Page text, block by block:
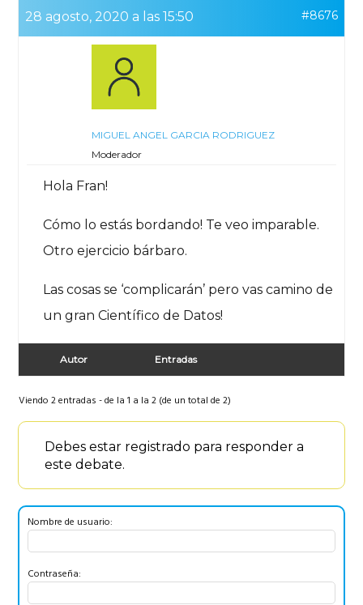
28 agosto, 2020 a las 15:50 #8676
MIGUEL ANGEL GARCIA RODRIGUEZ
Moderador
Hola Fran!
Cómo lo estás bordando! Te veo imparable.
Otro ejercicio bárbaro.
Las cosas se ‘complicarán’ pero vas camino de
un gran Científico de Datos!
Autor Entradas
Viendo 2 entradas - de la 1 a la 2 (de un total de 2)
Debes estar registrado para responder a
este debate.
Nombre de usuario:
Contraseña: